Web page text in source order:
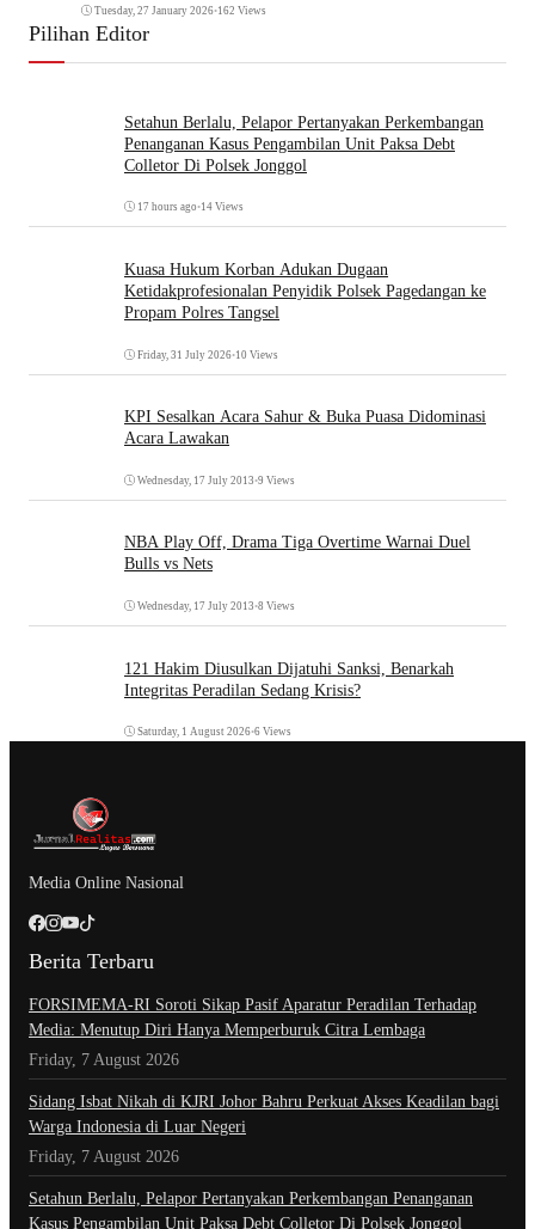
Tuesday, 27 January 2026•162 Views
Pilihan Editor
Setahun Berlalu, Pelapor Pertanyakan Perkembangan
Penanganan Kasus Pengambilan Unit Paksa Debt
Colletor Di Polsek Jonggol
17 hours ago •14 Views
Kuasa Hukum Korban Adukan Dugaan
Ketidakprofesionalan Penyidik Polsek Pagedangan ke
Propam Polres Tangsel
Friday, 31 July 2026•10 Views
KPI Sesalkan Acara Sahur & Buka Puasa Didominasi
Acara Lawakan
Wednesday, 17 July 2013 •9 Views
NBA Play Off, Drama Tiga Overtime Warnai Duel
Bulls vs Nets
Wednesday, 17 July 2013 •8 Views
121 Hakim Diusulkan Dijatuhi Sanksi, Benarkah
Integritas Peradilan Sedang Krisis?
Saturday, 1 August 2026•6 Views
Media Online Nasional
Berita Terbaru
​FORSIMEMA-RI Soroti Sikap Pasif Aparatur Peradilan Terhadap
Media: Menutup Diri Hanya Memperburuk Citra Lembaga
Friday, 7 August 2026
Sidang Isbat Nikah di KJRI Johor Bahru Perkuat Akses Keadilan bagi
Warga Indonesia di Luar Negeri
Friday, 7 August 2026
Setahun Berlalu, Pelapor Pertanyakan Perkembangan Penanganan
Kasus Pengambilan Unit Paksa Debt Colletor Di Polsek Jonggol